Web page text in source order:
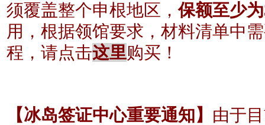
须覆盖整个申根地区，保额至少
用， 根据领馆要求，材料清单中
程 ，请点击这里购买！
【冰岛签证中心重要通知】 由于